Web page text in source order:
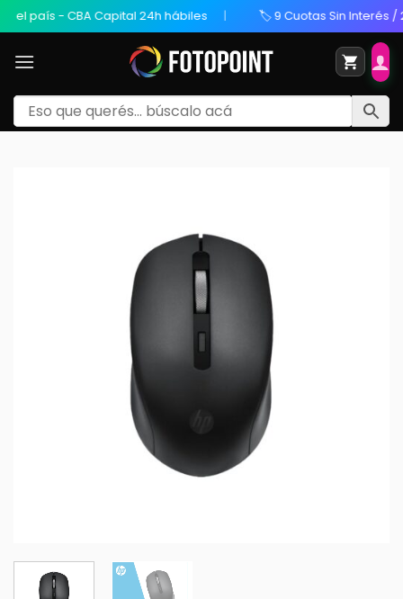
país - CBA Capital 24h hábiles 🏷️ 9 Cuotas Sin Interés /